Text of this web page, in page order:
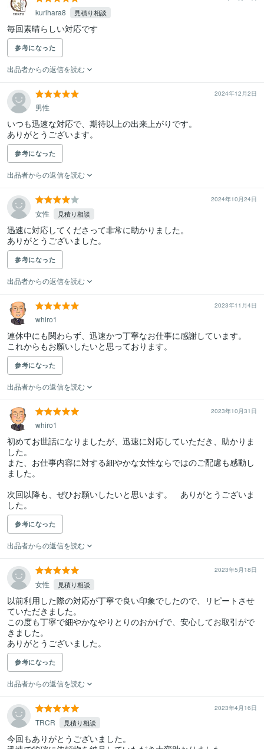
kurihara8 見積り相談
毎回素晴らしい対応です
参考になった
出品者からの返信を読む
2024年12月2日
男性
いつも迅速な対応で、期待以上の出来上がりです。
ありがとうございます。
参考になった
出品者からの返信を読む
2024年10月24日
女性 見積り相談
迅速に対応してくださって非常に助かりました。
ありがとうございました。
参考になった
出品者からの返信を読む
2023年11月4日
whiro1
連休中にも関わらず、迅速かつ丁寧なお仕事に感謝しています。
これからもお願いしたいと思っております。
参考になった
出品者からの返信を読む
2023年10月31日
whiro1
初めてお世話になりましたが、迅速に対応していただき、助かりま
した。
また、お仕事内容に対する細やかな女性ならではのご配慮も感動し
ました。
次回以降も、ぜひお願いしたいと思います。　ありがとうございま
した。
参考になった
出品者からの返信を読む
2023年5月18日
女性 見積り相談
以前利用した際の対応が丁寧で良い印象でしたので、リピートさせ
ていただきました。
この度も丁寧で細やかなやりとりのおかげで、安心してお取引がで
きました。
ありがとうございました。
参考になった
出品者からの返信を読む
2023年4月16日
TRCR 見積り相談
今回もありがとうございました。